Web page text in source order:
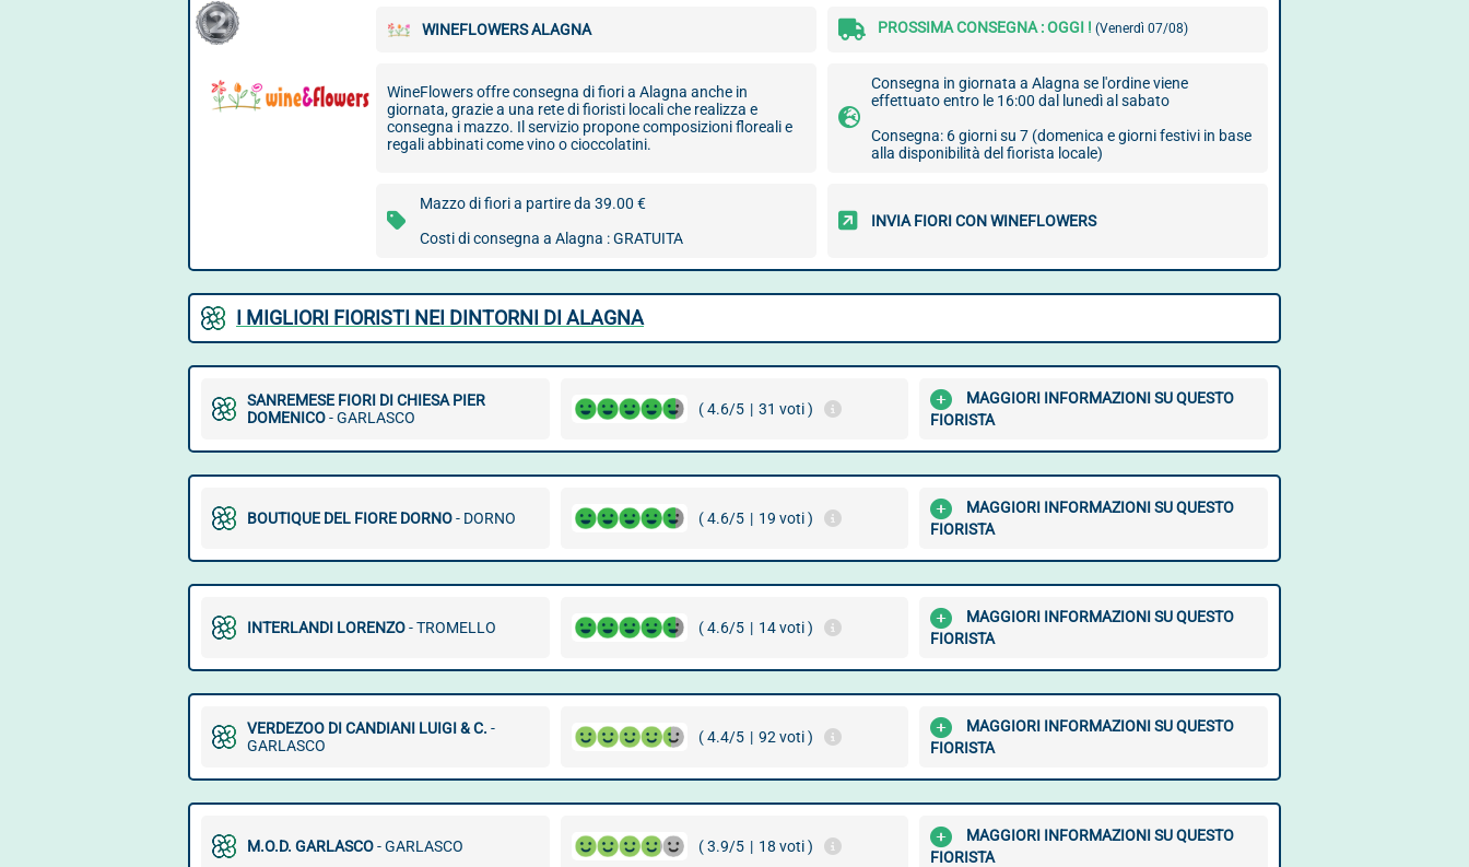
WINEFLOWERS ALAGNA PROSSIMA CONSEGNA : OGGI ! (Venerdì 07/08)
WineFlowers offre consegna di fiori a Alagna anche in
giornata, grazie a una rete di fioristi locali che realizza e
consegna i mazzo. Il servizio propone composizioni floreali e
regali abbinati come vino o cioccolatini.
Consegna in giornata a Alagna se l'ordine viene
effettuato entro le 16:00 dal lunedì al sabato
Consegna: 6 giorni su 7 (domenica e giorni festivi in base
alla disponibilità del fiorista locale)
Mazzo di fiori a partire da 39.00 €
Costi di consegna a Alagna : GRATUITA
INVIA FIORI CON WINEFLOWERS
I MIGLIORI FIORISTI NEI DINTORNI DI ALAGNA
SANREMESE FIORI DI CHIESA PIER
DOMENICO- GARLASCO ( 4.6/5 | 31 voti )
MAGGIORI INFORMAZIONI SU QUESTO
FIORISTA
BOUTIQUE DEL FIORE DORNO- DORNO ( 4.6/5 | 19 voti )
MAGGIORI INFORMAZIONI SU QUESTO
FIORISTA
INTERLANDI LORENZO- TROMELLO ( 4.6/5 | 14 voti )
MAGGIORI INFORMAZIONI SU QUESTO
FIORISTA
VERDEZOO DI CANDIANI LUIGI & C. -
GARLASCO
( 4.4/5 | 92 voti )
MAGGIORI INFORMAZIONI SU QUESTO
FIORISTA
M.O.D. GARLASCO- GARLASCO ( 3.9/5 | 18 voti )
MAGGIORI INFORMAZIONI SU QUESTO
FIORISTA